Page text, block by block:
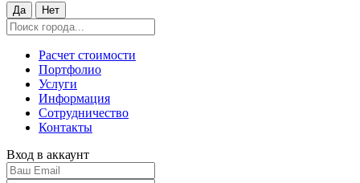
Да Нет
Расчет стоимости
Портфолио
Услуги
Информация
Сотрудничество
Контакты
Вход в аккаунт